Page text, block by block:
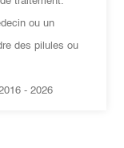
ou un
des pilules ou
- 2026